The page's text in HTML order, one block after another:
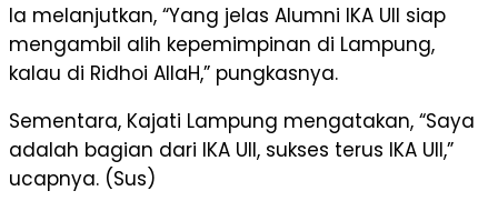
Ia melanjutkan, “Yang jelas Alumni IKA UII siap
mengambil alih kepemimpinan di Lampung,
kalau di Ridhoi AllaH,” pungkasnya.
Sementara, Kajati Lampung mengatakan, “Saya
adalah bagian dari IKA UII, sukses terus IKA UII,”
ucapnya. (Sus)